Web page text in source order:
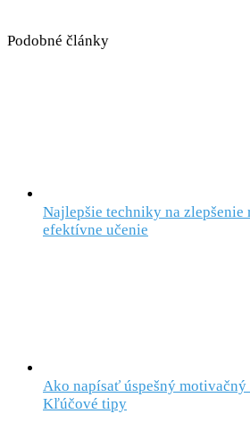
Podobné články
Najlepšie techniky na
efektívne učenie
Ako napísať úspešný motivačný
Kľúčové tipy